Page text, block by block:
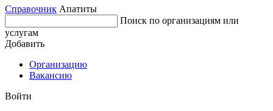
Справочник Апатиты
Поиск по организациям или
услугам
Добавить
Организацию
Вакансию
Войти